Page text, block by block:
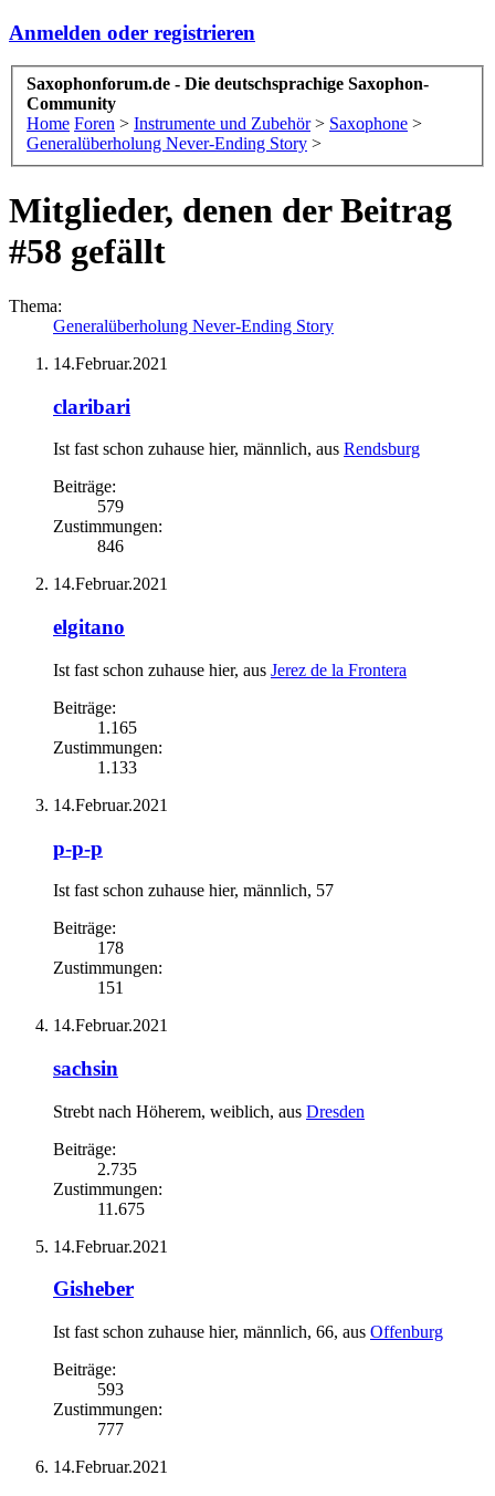
Anmelden oder registrieren
Saxophonforum.de - Die deutschsprachige Saxophon-
Community
Home Foren > Instrumente und Zubehör > Saxophone >
Generalüberholung Never-Ending Story >
Mitglieder, denen der Beitrag
#58 gefällt
Thema:
Generalüberholung Never-Ending Story
14.Februar.2021
claribari
Ist fast schon zuhause hier, männlich, aus Rendsburg
Beiträge:
579
Zustimmungen:
846
14.Februar.2021
elgitano
Ist fast schon zuhause hier, aus Jerez de la Frontera
Beiträge:
1.165
Zustimmungen:
1.133
14.Februar.2021
p-p-p
Ist fast schon zuhause hier, männlich, 57
Beiträge:
178
Zustimmungen:
151
14.Februar.2021
sachsin
Strebt nach Höherem, weiblich, aus Dresden
Beiträge:
2.735
Zustimmungen:
11.675
14.Februar.2021
Gisheber
Ist fast schon zuhause hier, männlich, 66, aus Offenburg
Beiträge:
593
Zustimmungen:
777
14.Februar.2021